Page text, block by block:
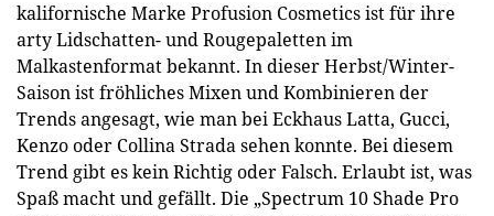
kalifornische Marke Profusion Cosmetics ist für ihre
arty Lidschatten- und Rougepaletten im
Malkastenformat bekannt. In dieser Herbst/Winter-
Saison ist fröhliches Mixen und Kombinieren der
Trends angesagt, wie man bei Eckhaus Latta, Gucci,
Kenzo oder Collina Strada sehen konnte. Bei diesem
Trend gibt es kein Richtig oder Falsch. Erlaubt ist, was
Spaß macht und gefällt. Die „Spectrum 10 Shade Pro